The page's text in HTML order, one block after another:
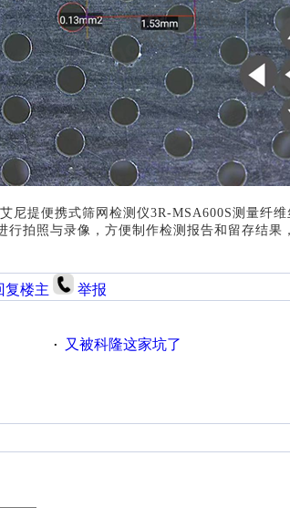
尼提便携式筛网检测仪3R-MSA600S测量纤维
行拍照与录像，方便制作检测报告和留存结果
复楼主 举报
· 又被科隆这家坑了